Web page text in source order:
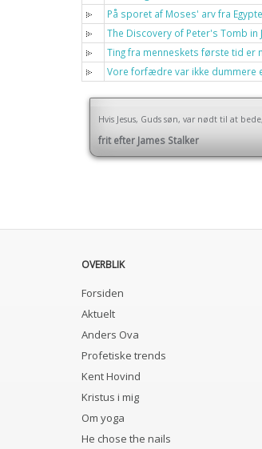
På sporet af Moses' arv fra
The Discovery of Peter's Tomb in
Ting fra menneskets første tid er
Vore forfædre var ikke dummere
Hvis Jesus, Guds søn, var nødt til at
frit efter James Stalker
OVERBLIK
Forsiden
Aktuelt
Anders Ova
Profetiske trends
Kent Hovind
Kristus i mig
Om yoga
He chose the nails